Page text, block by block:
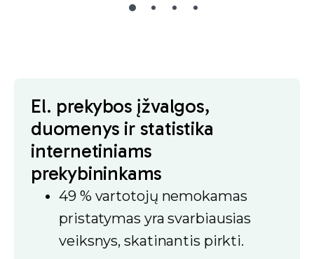
El. prekybos įžvalgos,
duomenys ir statistika
internetiniams
prekybininkams
49 % vartotojų nemokamas
pristatymas yra svarbiausias
veiksnys, skatinantis pirkti.